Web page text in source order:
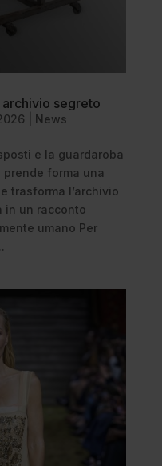
segreto
News
e la guardaroba
prende forma una
trasforma l’archivio
in un racconto
umano Per